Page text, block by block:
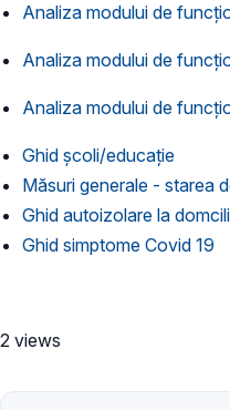
Analiza modului de
Analiza modului de
Analiza modului de
Ghid școli/educație
Măsuri generale - starea
Ghid autoizolare la
Ghid simptome Covid 19
2 views